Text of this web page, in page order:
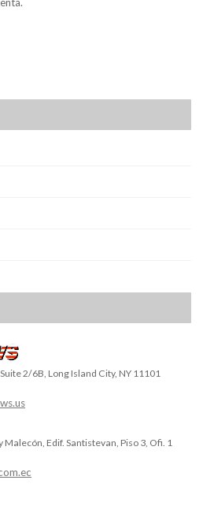
2/6B, Long Island City, NY 11101
Malecón, Edif. Santistevan, Piso 3, Ofi. 1